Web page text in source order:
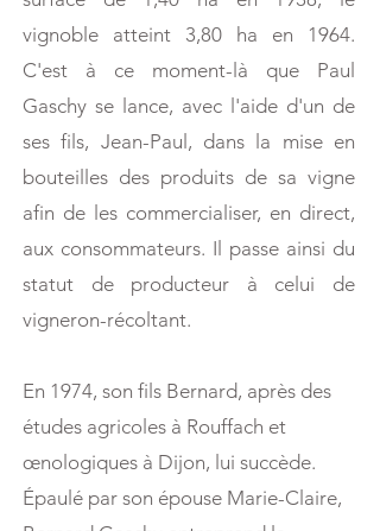
vignoble atteint 3,80 ha en 1964.
C'est à ce moment-là que Paul
Gaschy se lance, avec l'aide d'un de
ses fils, Jean-Paul, dans la mise en
bouteilles des produits de sa vigne
afin de les commercialiser, en direct,
aux consommateurs. Il passe ainsi du
statut de producteur à celui de
vigneron-récoltant.
En 1974, son fils Bernard, après des
études agricoles à Rouffach et
œnologiques à Dijon, lui succède.
Épaulé par son épouse Marie-Claire,